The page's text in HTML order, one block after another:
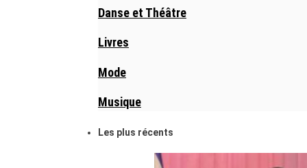
Danse et Théâtre
Livres
Mode
Musique
Les plus récents